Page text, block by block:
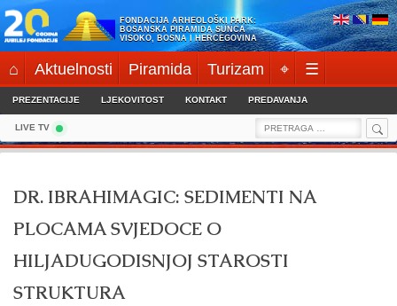
Skip
to
content
FONDACIJA ARHEOLOŠKI PARK:
BOSANSKA PIRAMIDA SUNCA
VISOKO, BOSNA I HERCEGOVINA
⌂ Aktuelnosti Piramida Turizam ⌖ ☰
PREZENTACIJE LJEKOVITOST KONTAKT PREDAVANJA
LIVE TV
Search
for:
DR. IBRAHIMAGIC: SEDIMENTI NA
PLOCAMA SVJEDOCE O
HILJADUGODISNJOJ STAROSTI
STRUKTURA